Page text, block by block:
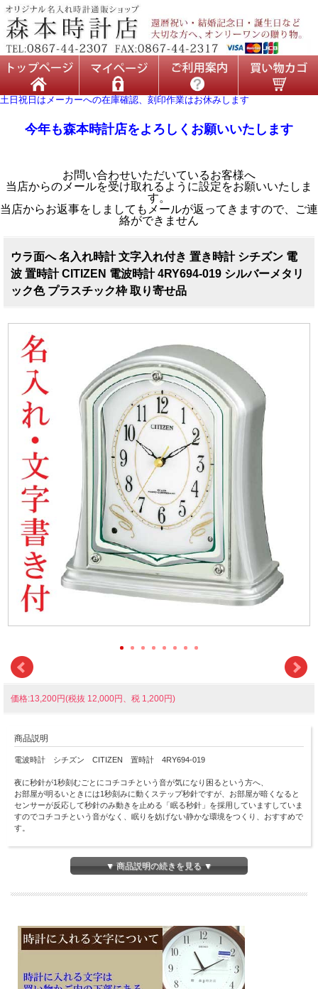
土日祝日はメーカーへの在庫確認、刻印作業はお休みします
今年も森本時計店をよろしくお願いいたします
お問い合わせいただいているお客様へ
当店からのメールを受け取れるように設定をお願いいたしま
す。
当店からお返事をしましてもメールが返ってきますので、ご連
絡ができません
ウラ面へ 名入れ時計 文字入れ付き 置き時計 シチズン 電
波 置時計 CITIZEN 電波時計 4RY694-019 シルバーメタリ
ック色 プラスチック枠 取り寄せ品
価格:13,200円(税抜 12,000円、税 1,200円)
商品説明
電波時計 シチズン CITIZEN 置時計 4RY694-019
夜に秒針が1秒刻むごとにコチコチという音が気になり困るという方へ、
お部屋が明るいときには1秒刻みに動くステップ秒針ですが、お部屋が暗くなると
センサーが反応して秒針のみ動きを止める「眠る秒針」を採用していますしていま
すのでコチコチという音がなく、眠りを妨げない静かな環境をつくり、おすすめで
す。
■電池式
■縦200mm×横182mm×厚み92mm×重さ520g
■電池交換お知らせ機能 / 電波サーチ機能 / 電波受信OFF機能
■裏面名入れスペース（タテ20×ヨコ45mm黒）
■メーカーの正規国内保証書付き（1年間保証）
▼ 商品説明の続きを見る ▼